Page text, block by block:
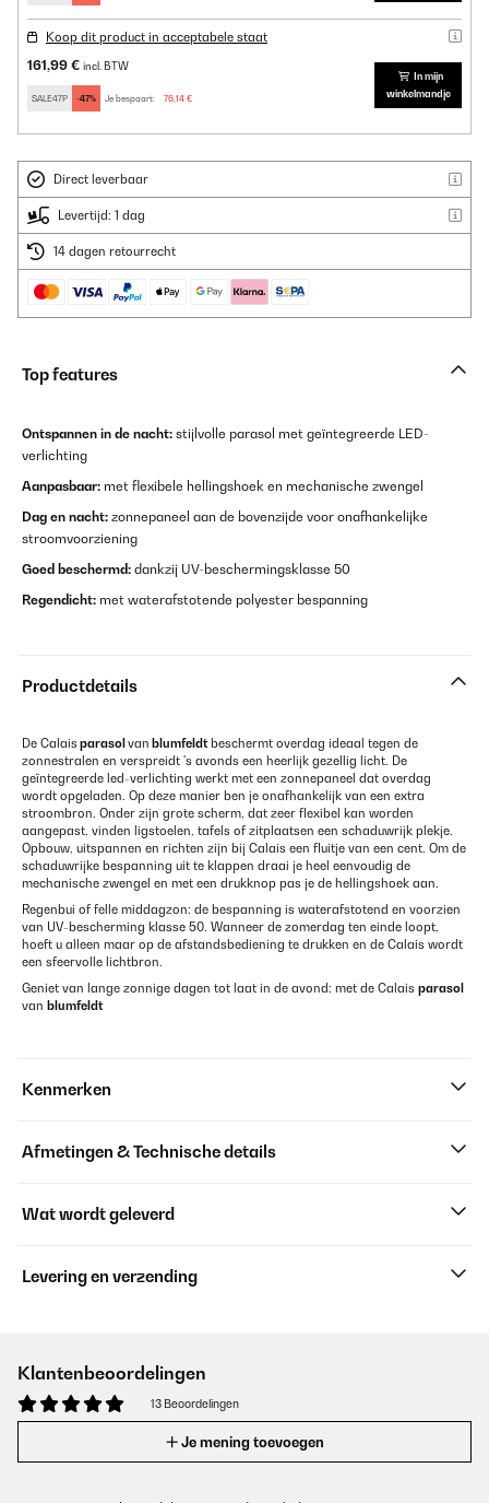
Koop dit product in acceptabele staat
161,99 € incl. BTW
SALE47P -47% Je bespaart: 76,14 €
In mijn
winkelmandje
Direct leverbaar
Levertijd: 1 dag
14 dagen retourrecht
Top features
Ontspannen in de nacht: stijlvolle parasol met geïntegreerde LED-
verlichting
Aanpasbaar: met flexibele hellingshoek en mechanische zwengel
Dag en nacht: zonnepaneel aan de bovenzijde voor onafhankelijke
stroomvoorziening
Goed beschermd: dankzij UV-beschermingsklasse 50
Regendicht: met waterafstotende polyester bespanning
Productdetails
De Calais parasol van blumfeldtbeschermt overdag ideaal tegen de
zonnestralen en verspreidt 's avonds een heerlijk gezellig licht. De
geïntegreerde led-verlichting werkt met een zonnepaneel dat overdag
wordt opgeladen. Op deze manier ben je onafhankelijk van een extra
stroombron. Onder zijn grote scherm, dat zeer flexibel kan worden
aangepast, vinden ligstoelen, tafels of zitplaatsen een schaduwrijk plekje.
Opbouw, uitspannen en richten zijn bij Calais een fluitje van een cent. Om de
schaduwrijke bespanning uit te klappen draai je heel eenvoudig de
mechanische zwengel en met een drukknop pas je de hellingshoek aan.
Regenbui of felle middagzon: de bespanning is waterafstotend en voorzien
van UV-bescherming klasse 50. Wanneer de zomerdag ten einde loopt,
hoeft u alleen maar op de afstandsbediening te drukken en de Calais wordt
een sfeervolle lichtbron.
Geniet van lange zonnige dagen tot laat in de avond: met de Calais parasol
van blumfeldt
Kenmerken
Afmetingen & Technische details
Wat wordt geleverd
Levering en verzending
Klantenbeoordelingen
13 Beoordelingen
Je mening toevoegen